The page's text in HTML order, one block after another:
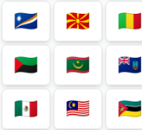
🇲🇭
🇲🇰 🇲🇱
🇲🇶
🇲🇷 🇲🇸
🇲🇽
🇲🇾 🇲🇿